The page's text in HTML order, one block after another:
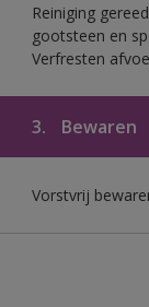
Reiniging
gootsteen en
Verfresten
3. Bewaren
Vorstvrij